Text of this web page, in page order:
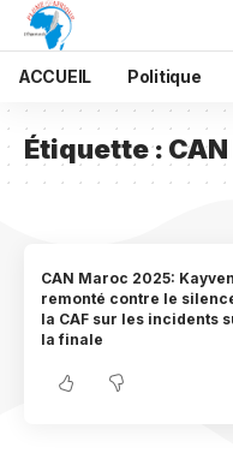
ACCUEIL Politique
Étiquette :
CAN Maroc 2025:
remonté contre le
la CAF sur les incidents
la finale